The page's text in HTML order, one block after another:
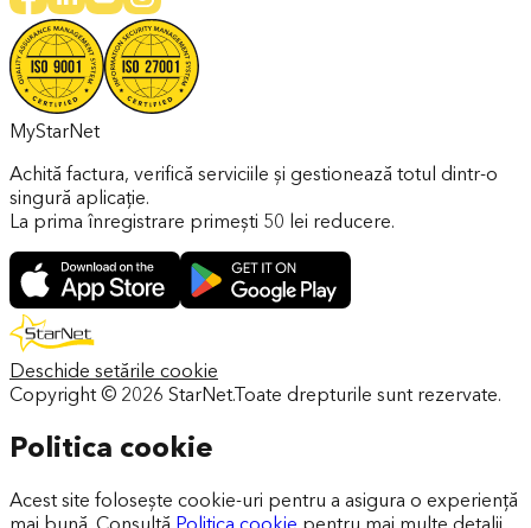
MyStarNet
Achită factura, verifică serviciile și gestionează totul dintr-o
singură aplicație.
La prima înregistrare primești 50 lei reducere.
Deschide setările cookie
Copyright © 2026 StarNet.Toate drepturile sunt rezervate.
Politica cookie
Acest site folosește cookie-uri pentru a asigura o experiență
mai bună. Consultă Politica cookie pentru mai multe detalii.